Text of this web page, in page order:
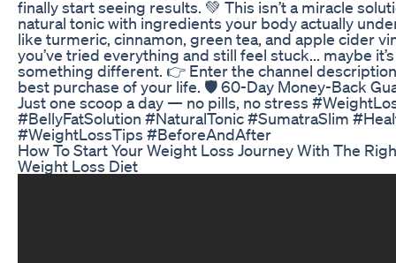
finally start seeing results. 💚 This isn’t a miracle
natural tonic with ingredients your body actually
like turmeric, cinnamon, green tea, and apple cider
you’ve tried everything and still feel stuck... maybe
something different. 👉 Enter the channel
best purchase of your life. 🛡️ 60-Day Money-Back
Just one scoop a day — no pills, no stress
#BellyFatSolution #NaturalTonic #SumatraSlim
#WeightLossTips #BeforeAndAfter
How To Start Your Weight Loss Journey With The
Weight Loss Diet